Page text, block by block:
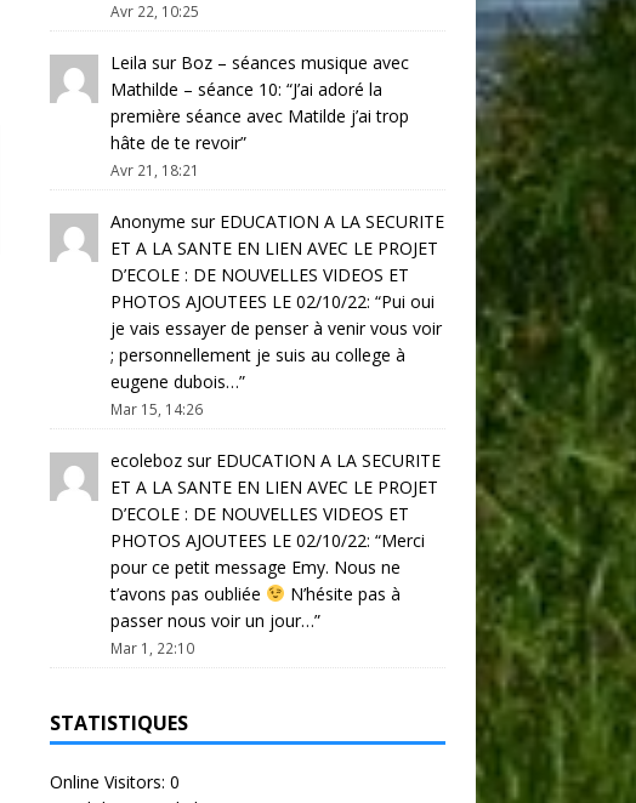
Avr 22, 10:25
Leila sur Boz – séances musique avec
Mathilde – séance 10: “J’ai adoré la
première séance avec Matilde j’ai trop
hâte de te revoir”
Avr 21, 18:21
Anonyme sur EDUCATION A LA SECURITE
ET A LA SANTE EN LIEN AVEC LE PROJET
D’ECOLE : DE NOUVELLES VIDEOS ET
PHOTOS AJOUTEES LE 02/10/22: “Pui oui
je vais essayer de penser à venir vous voir
; personnellement je suis au college à
eugene dubois…”
Mar 15, 14:26
ecolebozsur EDUCATION A LA SECURITE
ET A LA SANTE EN LIEN AVEC LE PROJET
D’ECOLE : DE NOUVELLES VIDEOS ET
PHOTOS AJOUTEES LE 02/10/22: “Merci
pour ce petit message Emy. Nous ne
t’avons pas oubliée
N’hésite pas à
passer nous voir un jour…”
Mar 1, 22:10
STATISTIQUES
Online Visitors: 0